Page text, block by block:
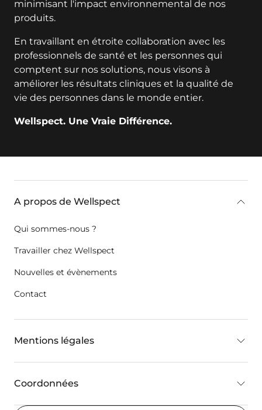
minimisant l'impact environnemental de nos
produits.
En travaillant en étroite collaboration avec les
professionnels de santé et les personnes qui
comptent sur nos solutions, nous visons à
améliorer les résultats cliniques et la qualité de
vie des personnes dans le monde entier.
Wellspect. Une Vraie Différence.
A propos de Wellspect
Qui sommes-nous ?
Travailler chez Wellspect
Nouvelles et évènements
Contact
Mentions légales
Coordonnées